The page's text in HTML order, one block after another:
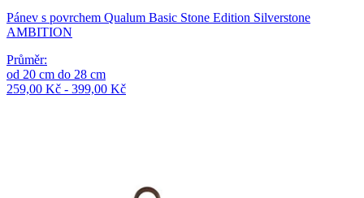
Pánev s povrchem Qualum Basic Stone Edition Silverstone
AMBITION
Průměr:
od 20 cm do 28 cm
259,00 Kč - 399,00 Kč